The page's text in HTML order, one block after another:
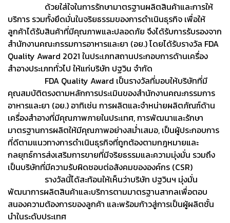
ด้วยใส่ใจในการรักษามาตรฐานผลิตสินค้าและการให้
บริการ รวมทั้งยึดมั่นในจริยธรรมของการดำเนินธุรกิจ เพื่อให้
ลูกค้าได้รับสินค้าที่มีคุณภาพและปลอดภัย จึงได้รับการรับรองจาก
สำนักงานคณะกรรมการอาหารและยา (อย.) โดยได้รับรางวัล FDA
Quality Award 2021 ในประเภทสถานประกอบการด้านเครื่อง
สำอางประเภททั่วไป ให้แก่บริษัท ปฐวิน จำกัด
FDA Quality Award เป็นรางวัลที่มอบให้บริษัทที่มี
คุณสมบัติตรงตามหลักการประเมินของสำนักงานคณะกรรมการ
อาหารและยา (อย.) อาทิเช่น การผลิตและจำหน่ายผลิตภัณฑ์ด้าน
เครื่องสำอางที่มีคุณภาพภายในประเทศ, การพัฒนาและรักษา
มาตรฐานการผลิตให้มีคุณภาพอย่างสม่ำเสมอ, เป็นผู้ประกอบการ
ที่ดีตามแนวทางการดำเนินธุรกิจที่ถูกต้องตามกฎหมายและ
กลยุทธ์การส่งเสริมการขายที่มีจริยธรรมและความมุ่งมั่น รวมถึง
เป็นบริษัทที่มีความรับผิดชอบต่อสังคมขององค์กร (CSR)
รางวัลนี้ได้สะท้อนให้เห็นว่าบริษัท ปฐวินฯ มุ่งมั่น
พัฒนาการผลิตสินค้าและบริการตามมาตรฐานสากลเพื่อตอบ
สนองความต้องการของลูกค้า และพร้อมก้าวสู่การเป็นผู้ผลิตชั้น
นำในระดับประเทศ